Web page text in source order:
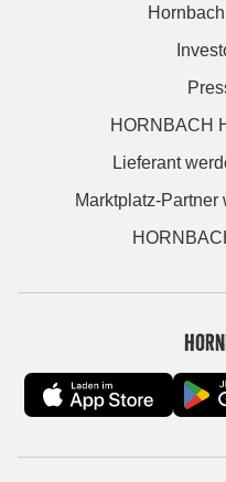
HORNBACH
Lieferant
Marktplatz-